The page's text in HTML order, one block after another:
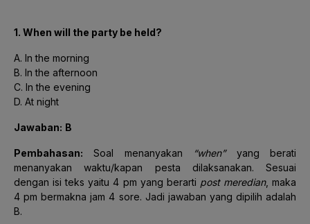
1. When will the party be held?
A. In the morning
B. In the afternoon
C. In the evening
D. At night
Jawaban: B
Pembahasan: Soal menanyakan “when”yang berati
menanyakan waktu/kapan pesta dilaksanakan. Sesuai
dengan isi teks yaitu 4 pm yang berarti post meredian, maka
4 pm bermakna jam 4 sore. Jadi jawaban yang dipilih adalah
B.